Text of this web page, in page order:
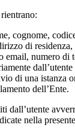
cognome,
di
email, numero di
dall’utente
di una istanza
dell’Ente.
dall’utente
nella